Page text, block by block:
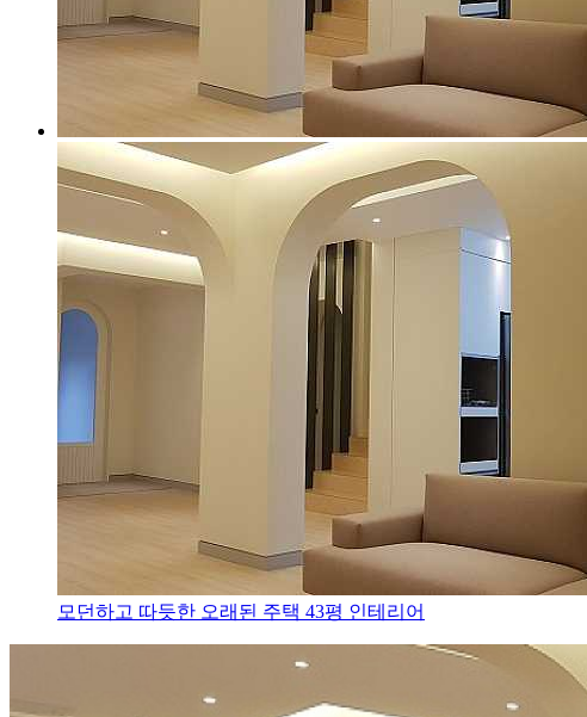
모던하고 따듯한 오래된 주택 43평 인테리어